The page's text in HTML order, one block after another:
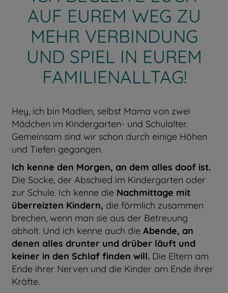
AUF EUREM WEG ZU
MEHR VERBINDUNG
UND SPIEL IN EUREM
FAMILIENALLTAG!
Hey, ich bin Madlen, selbst Mama von zwei
Mädchen im Kindergarten- und Schulalter.
Gemeinsam sind wir schon durch einige Höhen
und Tiefen gegangen.
Ich kenne den Morgen, an dem alles doof ist.
Die Socke, der Abschied im Kindergarten oder
zur Schule. Ich kenne die Nachmittage mit
überreizten Kindern, die förmlich zusammen
brechen, wenn man sie aus der Betreuung
abholt. Und ich kenne auch die Abende, an
denen alles drunter und drüber läuft und
keiner in den Schlaf finden will.Die Eltern am
Ende ihrer Nerven und die Kinder am Ende ihrer
Kräfte.